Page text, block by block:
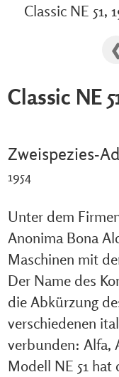
Classic NE 51,
Classic NE
Zweispezies-
1954
Unter dem
Anonima Bona
Maschinen mit
Der Name des
die Abkürzung
verschiedenen
verbunden: Alfa,
Modell NE 51